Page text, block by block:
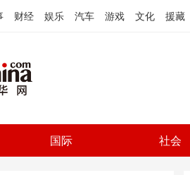
财经 娱乐 汽车 游戏 文化 援藏
国际 社会